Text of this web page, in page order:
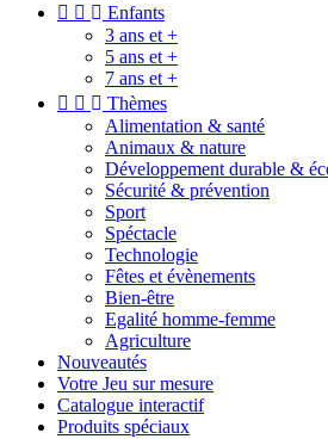
 
Enfants
3 ans et +
5 ans et +
7 ans et +
 
Thèmes
Alimentation & santé
Animaux & nature
Développement durable &
Sécurité & prévention
Sport
Spéctacle
Technologie
Fêtes et évènements
Bien-être
Egalité homme-femme
Agriculture
Nouveautés
Votre Jeu sur mesure
Catalogue interactif
Produits spéciaux